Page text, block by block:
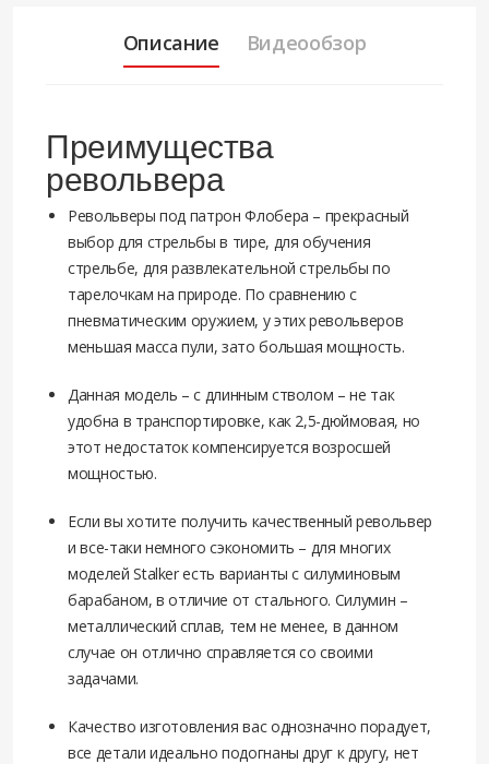
Описание Видеообзор
Преимущества
револьвера
Револьверы под патрон Флобера – прекрасный
выбор для стрельбы в тире, для обучения
стрельбе, для развлекательной стрельбы по
тарелочкам на природе. По сравнению с
пневматическим оружием, у этих револьверов
меньшая масса пули, зато большая мощность.
Данная модель – с длинным стволом – не так
удобна в транспортировке, как 2,5-дюймовая, но
этот недостаток компенсируется возросшей
мощностью.
Если вы хотите получить качественный револьвер
и все-таки немного сэкономить – для многих
моделей Stalker есть варианты с силуминовым
барабаном, в отличие от стального. Силумин –
металлический сплав, тем не менее, в данном
случае он отлично справляется со своими
задачами.
Качество изготовления вас однозначно порадует,
все детали идеально подогнаны друг к другу, нет